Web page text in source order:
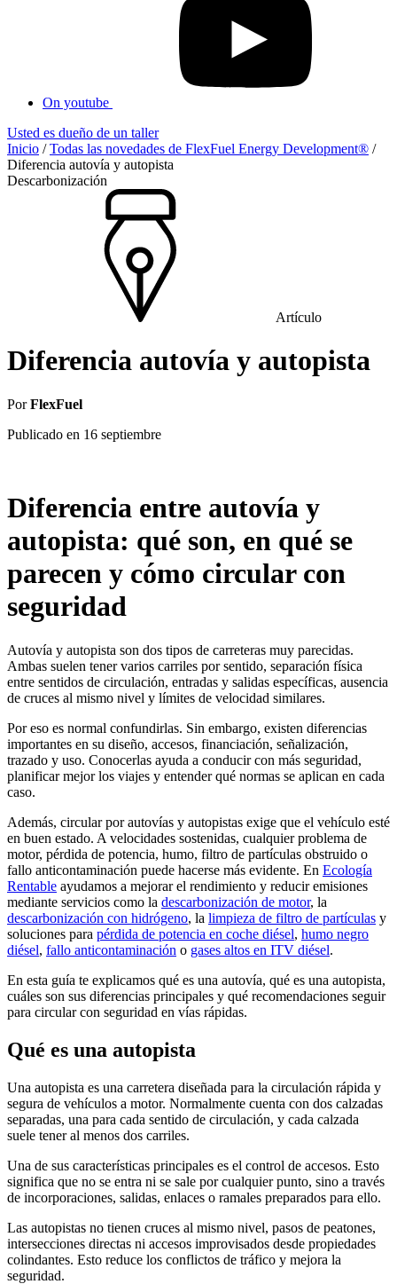
On youtube
Usted es dueño de un taller
Inicio /Todas las novedades de FlexFuel Energy Development® /
Diferencia autovía y autopista
Descarbonización
Artículo
Diferencia autovía y autopista
PorFlexFuel
Publicado en 16 septiembre
Diferencia entre autovía y
autopista: qué son, en qué se
parecen y cómo circular con
seguridad
Autovía y autopista son dos tipos de carreteras muy parecidas.
Ambas suelen tener varios carriles por sentido, separación física
entre sentidos de circulación, entradas y salidas específicas, ausencia
de cruces al mismo nivel y límites de velocidad similares.
Por eso es normal confundirlas. Sin embargo, existen diferencias
importantes en su diseño, accesos, financiación, señalización,
trazado y uso. Conocerlas ayuda a conducir con más seguridad,
planificar mejor los viajes y entender qué normas se aplican en cada
caso.
Además, circular por autovías y autopistas exige que el vehículo esté
en buen estado. A velocidades sostenidas, cualquier problema de
motor, pérdida de potencia, humo, filtro de partículas obstruido o
fallo anticontaminación puede hacerse más evidente. En Ecología
Rentable ayudamos a mejorar el rendimiento y reducir emisiones
mediante servicios como la descarbonización de motor, la
descarbonización con hidrógeno, la limpieza de filtro de partículas y
soluciones para pérdida de potencia en coche diésel, humo negro
diésel, fallo anticontaminación o gases altos en ITV diésel.
En esta guía te explicamos qué es una autovía, qué es una autopista,
cuáles son sus diferencias principales y qué recomendaciones seguir
para circular con seguridad en vías rápidas.
Qué es una autopista
Una autopista es una carretera diseñada para la circulación rápida y
segura de vehículos a motor. Normalmente cuenta con dos calzadas
separadas, una para cada sentido de circulación, y cada calzada
suele tener al menos dos carriles.
Una de sus características principales es el control de accesos. Esto
significa que no se entra ni se sale por cualquier punto, sino a través
de incorporaciones, salidas, enlaces o ramales preparados para ello.
Las autopistas no tienen cruces al mismo nivel, pasos de peatones,
intersecciones directas ni accesos improvisados desde propiedades
colindantes. Esto reduce los conflictos de tráfico y mejora la
seguridad.